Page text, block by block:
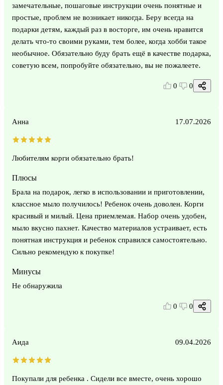
замечательные, пошаговые инструкции очень понятные и
простые, проблем не возникает никогда. Беру всегда на
подарки детям, каждый раз в восторге, им очень нравится
делать что-то своими руками, тем более, когда хобби такое
необычное. Обязательно буду брать ещё в качестве подарка,
советую всем, попробуйте обязательно, вы не пожалеете.
0 0
Анна 17.07.2026
Любителям корги обязательно брать!
Плюсы
Брала на подарок, легко в использовании и приготовлении,
классное мыло получилось! Ребенок очень доволен. Корги
красивый и милый. Цена приемлемая. Набор очень удобен,
мыло вкусно пахнет. Качество материалов устраивает, есть
понятная инструкция и ребенок справился самостоятельно.
Сильно рекомендую к покупке!
Минусы
Не обнаружила
0 0
Аида 09.04.2026
Покупали для ребенка . Сидели все вместе, очень хорошо